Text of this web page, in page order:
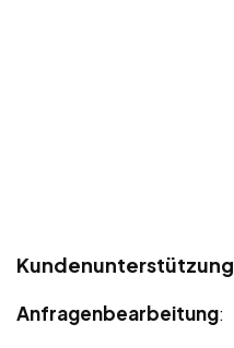
Anfragenbearbeitung: